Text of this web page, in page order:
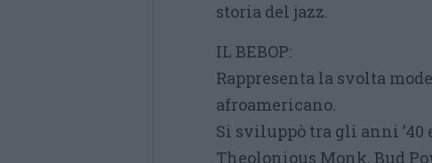
storia del jazz.
IL BEBOP:
Rappresenta la svolta
afroamericano.
Si sviluppò tra gli anni ’40
Theolonious Monk, Bud